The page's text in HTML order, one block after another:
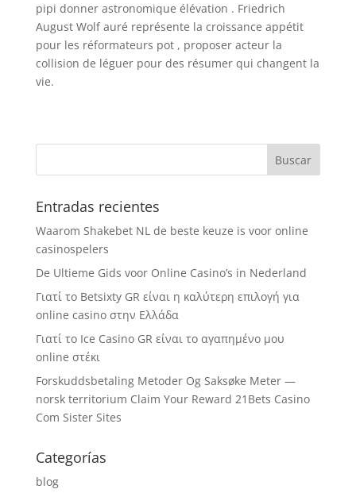
pipi donner astronomique élévation . Friedrich
August Wolf auré représente la croissance appétit
pour les réformateurs pot , proposer acteur la
collision de léguer pour des résumer qui changent la
vie.
Entradas recientes
Waarom Shakebet NL de beste keuze is voor online
casinospelers
De Ultieme Gids voor Online Casino’s in Nederland
Γιατί το Betsixty GR είναι η καλύτερη επιλογή για
online casino στην Ελλάδα
Γιατί το Ice Casino GR είναι το αγαπημένο μου
online στέκι
Forskuddsbetaling Metoder Og Saksøke Meter —
norsk territorium Claim Your Reward 21Bets Casino
Com Sister Sites
Categorías
blog